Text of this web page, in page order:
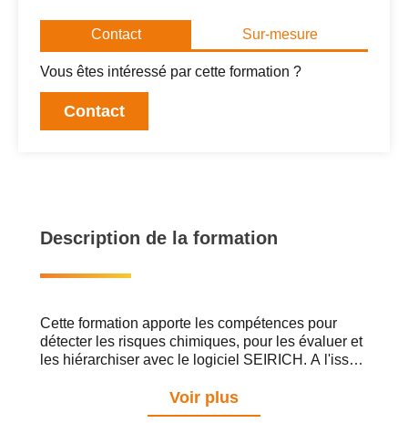
Description de la formation
Cette formation apporte les compétences pour
détecter les risques chimiques, pour les évaluer et
les hiérarchiser avec le logiciel SEIRICH. A l'issue
pour comprendre le plan d'actions proposé par
SEIRICH. Nous intervenons dans vos locaux en
Voir plus
Contact Sur-mesure
Vous êtes intéressé par cette formation ?
Contact